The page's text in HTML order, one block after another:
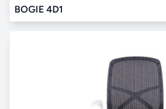
BOGIE 4D1